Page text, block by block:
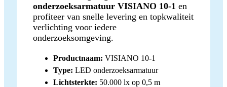
onderzoeksarmatuur VISIANO 10-1 en
profiteer van snelle levering en topkwaliteit
verlichting voor iedere
onderzoeksomgeving.
Productnaam: VISIANO 10-1
Type: LED onderzoeksarmatuur
Lichtsterkte: 50.000 lx op 0,5 m